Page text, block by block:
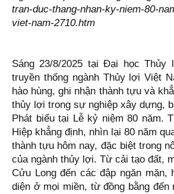
tran-duc-thang-nhan-ky-niem-80-
viet-nam-2710.htm
Sáng 23/8/2025 tại Đại học
truyền thống ngành Thủy lợi Việt
hào hùng, ghi nhận thành tựu và
thủy lợi trong sự nghiệp xây dựng,
Phát biểu tại Lễ kỷ niệm 80 năm.
Hiệp khẳng định, nhìn lại 80 năm
thành tựu hôm nay, đặc biệt trong
của ngành thủy lợi. Từ cải tạo đất,
Cửu Long đến các đập ngăn
diện ở mọi miền, từ đồng bằng